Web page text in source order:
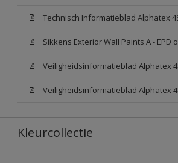
Technisch Informatieblad Alphatex
Kleurcollectie